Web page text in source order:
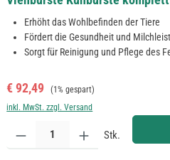
Erhöht das Wohlbefinden der Tiere
Fördert die Gesundheit und
Sorgt für Reinigung und Pflege des
Verkaufspreis:
€ 92,49 Regulärer Preis:
(1% gespart)
inkl. MwSt. zzgl. Versand
Produkt Anzahl: Gib den gewünschten
Stk.